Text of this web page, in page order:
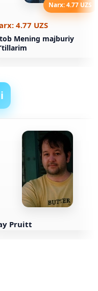
Narx: 4.77 UZS
4.77 UZS
Mening majburiy
Pruitt